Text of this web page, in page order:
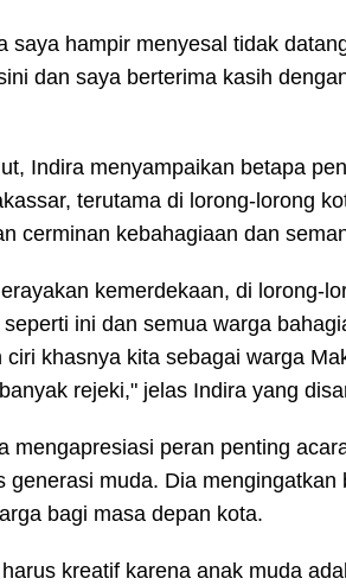
saya hampir menyesal tidak
dan saya berterima kasih
Indira menyampaikan betapa
terutama di lorong-lorong
cerminan kebahagiaan dan
kemerdekaan, di lorong-
ini dan semua warga
ciri khasnya kita sebagai warga
rejeki," jelas Indira yang
mengapresiasi peran penting
generasi muda. Dia
bagi masa depan kota.
kreatif karena anak muda